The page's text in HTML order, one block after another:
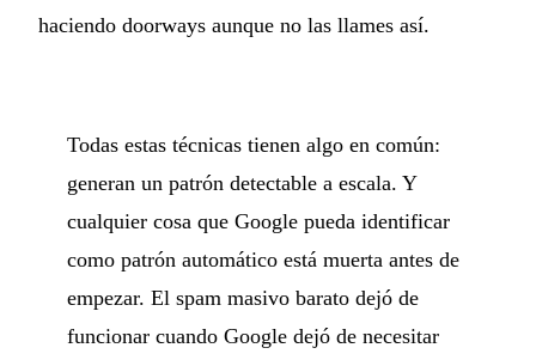
haciendo doorways aunque no las llames así.
Todas estas técnicas tienen algo en común:
generan un patrón detectable a escala. Y
cualquier cosa que Google pueda identificar
como patrón automático está muerta antes de
empezar. El spam masivo barato dejó de
funcionar cuando Google dejó de necesitar